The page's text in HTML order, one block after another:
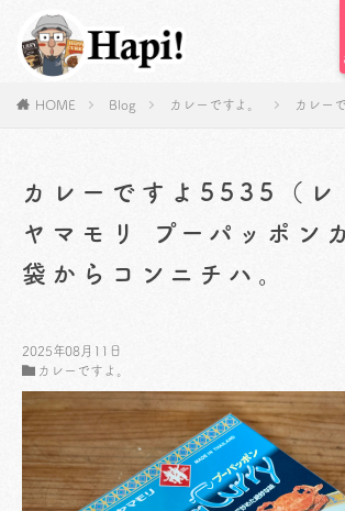
HOME Blog カレーですよ。 カレー
カレーですよ5535（
ヤマモリ プーパッポン
袋からコンニチハ。
2025年08月11日
カレーですよ。